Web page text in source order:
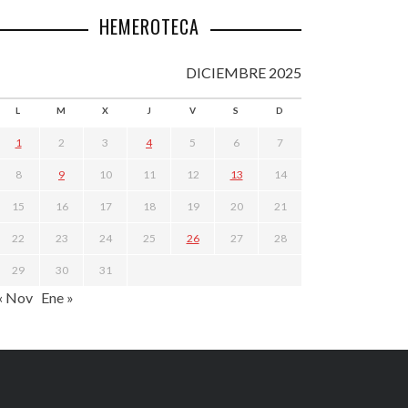
HEMEROTECA
DICIEMBRE 2025
L M X J V S D
1 2 3 4 5 6 7
8 9 10 11 12 13 14
15 16 17 18 19 20 21
22 23 24 25 26 27 28
29 30 31
Nov Ene »